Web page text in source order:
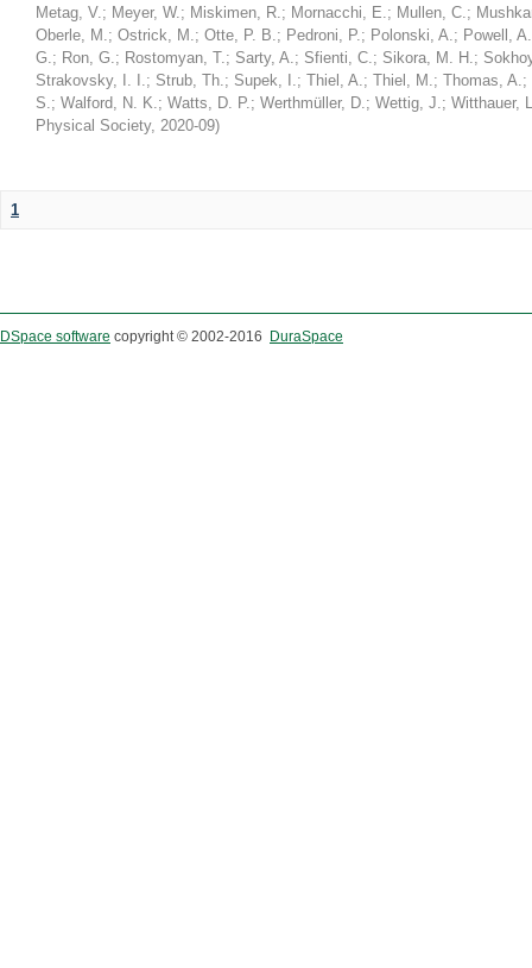
Metag, V.; Meyer, W.; Miskimen, R.; Mornacchi, E.; Mullen, C.;
Oberle, M.; Ostrick, M.; Otte, P. B.; Pedroni, P.; Polonski, A.; Powell, A.
G.; Ron, G.; Rostomyan, T.; Sarty, A.; Sfienti, C.; Sikora, M. H.;
Strakovsky, I. I.; Strub, Th.; Supek, I.; Thiel, A.; Thiel, M.; Thomas, A.;
S.; Walford, N. K.; Watts, D. P.; Werthmüller, D.; Wettig, J.; Witthauer,
Physical Society, 2020-09)
1
DSpace software copyright © 2002-2016 DuraSpace